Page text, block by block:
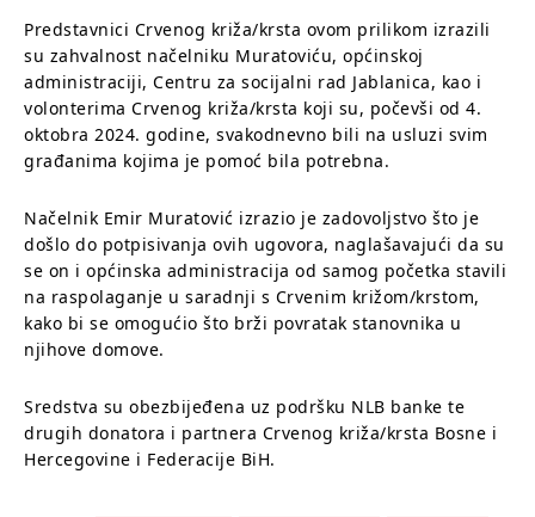
Predstavnici Crvenog križa/krsta ovom prilikom izrazili
su zahvalnost načelniku Muratoviću, općinskoj
administraciji, Centru za socijalni rad Jablanica, kao i
volonterima Crvenog križa/krsta koji su, počevši od 4.
oktobra 2024. godine, svakodnevno bili na usluzi svim
građanima kojima je pomoć bila potrebna.
Načelnik Emir Muratović izrazio je zadovoljstvo što je
došlo do potpisivanja ovih ugovora, naglašavajući da su
se on i općinska administracija od samog početka stavili
na raspolaganje u saradnji s Crvenim križom/krstom,
kako bi se omogućio što brži povratak stanovnika u
njihove domove.
Sredstva su obezbijeđena uz podršku NLB banke te
drugih donatora i partnera Crvenog križa/krsta Bosne i
Hercegovine i Federacije BiH.